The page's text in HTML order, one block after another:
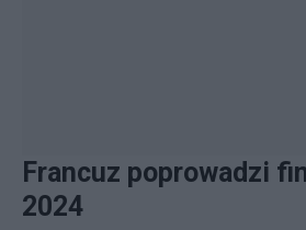
Francuz poprowadzi
2024